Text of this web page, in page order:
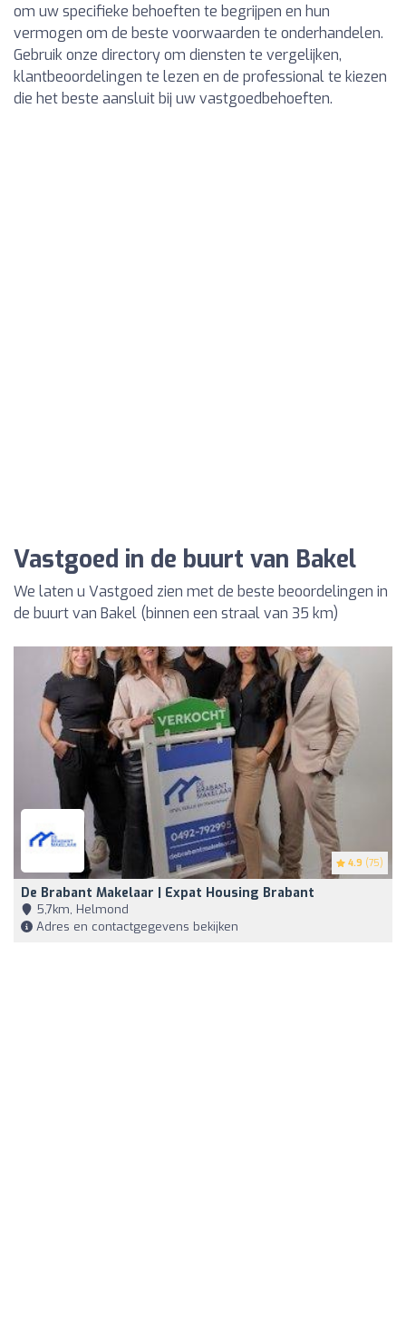
om uw specifieke behoeften te begrijpen en hun
vermogen om de beste voorwaarden te onderhandelen.
Gebruik onze directory om diensten te vergelijken,
klantbeoordelingen te lezen en de professional te kiezen
die het beste aansluit bij uw vastgoedbehoeften.
Vastgoed in de buurt van Bakel
We laten u Vastgoed zien met de beste beoordelingen in
de buurt van Bakel (binnen een straal van 35 km)
4.9 (75)
De Brabant Makelaar | Expat Housing Brabant
5,7km, Helmond
Adres en contactgegevens bekijken